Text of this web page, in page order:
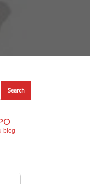
blog